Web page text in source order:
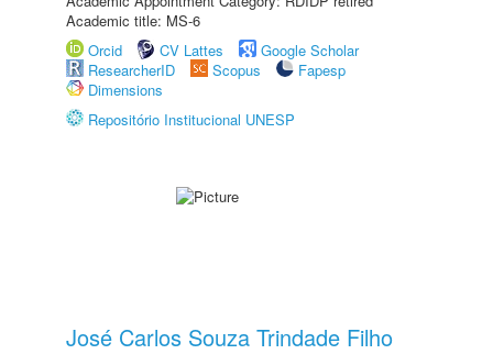
Academic title: MS-6
Orcid
CV Lattes
Google Scholar
ResearcherID
Scopus
Fapesp
Dimensions
Repositório Institucional UNESP
José Carlos Souza Trindade Filho